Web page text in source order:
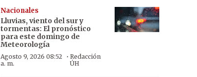
Nacionales
Lluvias, viento del sur y
tormentas: El pronóstico
para este domingo de
Meteorología
Agosto 9, 2026 08:52
a. m.
· Redacción
ÚH